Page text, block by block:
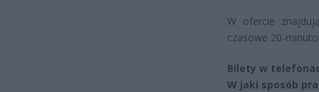
W ofercie
czasowe 20-
Bilety w
W jaki sposób